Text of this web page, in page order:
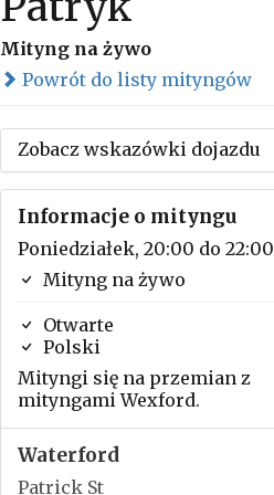
Mityng na żywo
Powrót do listy mityngów
Zobacz wskazówki dojazdu
Informacje o mityngu
Poniedziałek, 20:00 do 22:00
Mityng na żywo
Otwarte
Polski
Mityngi się na przemian z
mityngami Wexford.
Waterford
Patrick St